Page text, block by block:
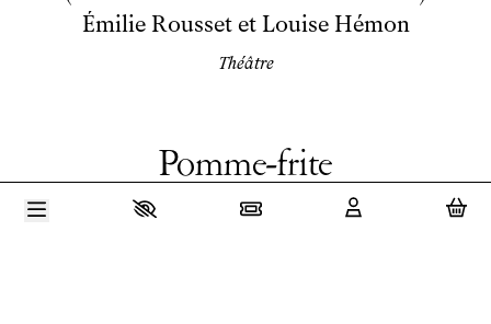
Émilie Rousset et Louise Hémon
Théâtre
Pomme-frite
du
mardi
mardi auau
lundi
lundi avril
avr.